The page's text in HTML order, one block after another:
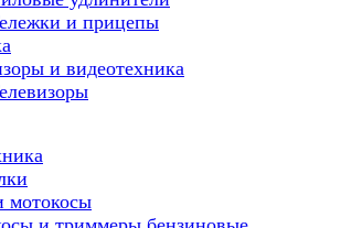
и прицепы
и видеотехника
мотокосы